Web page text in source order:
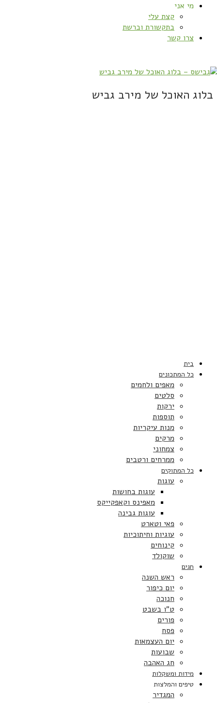
מי אני
קצת עלי
בתקשורת וברשת
צרו קשר
בלוג האוכל של מירב גביש
בית
כל המתכונים
מאפים ולחמים
סלטים
ירקות
תוספות
מנות עיקריות
מרקים
צמחוני
ממרחים ורטבים
כל המתוקים
עוגות
עוגות בחושות
מאפינס וקאפקייקס
עוגות גבינה
פאי וטארט
עוגיות וחיתוכיות
קינוחים
שוקולד
חגים
ראש השנה
יום כיפור
חנוכה
ט”ו בשבט
פורים
פסח
יום העצמאות
שבועות
חג האהבה
מידות ומשקלות
טיפים והמלצות
המגדיר